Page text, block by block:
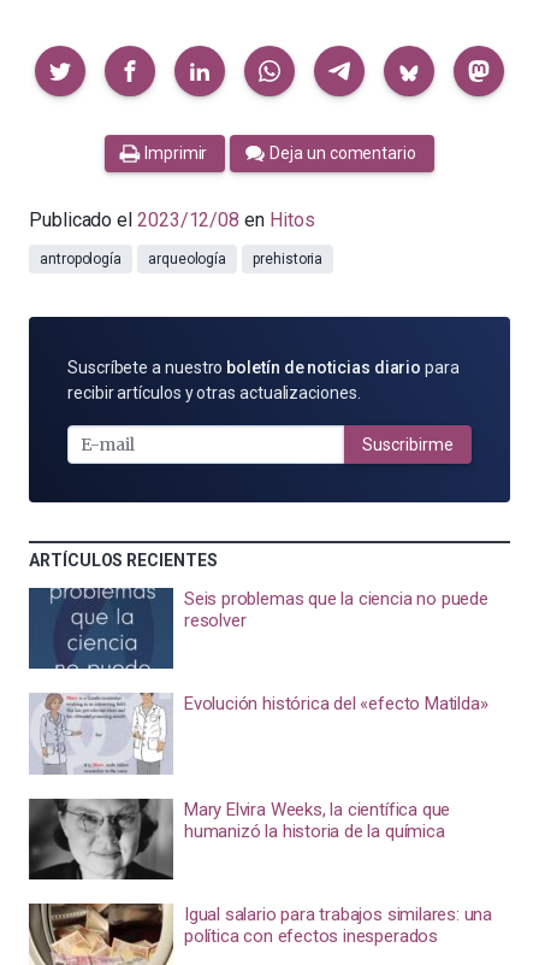
Compartir
Imprimir Deja un comentario
Publicado el 2023/12/08 en Hitos
antropología arqueología prehistoria
SUSCRÍBETE
POR
MAIL
Suscríbete a nuestro boletín de noticias diario para
recibir artículos y otras actualizaciones.
Suscribirme
ARTÍCULOS RECIENTES
Seis problemas que la ciencia no puede
resolver
Evolución histórica del «efecto Matilda»
Mary Elvira Weeks, la científica que
humanizó la historia de la química
Igual salario para trabajos similares: una
política con efectos inesperados